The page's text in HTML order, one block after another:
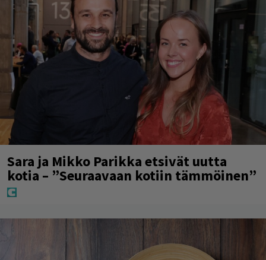
Sara ja Mikko Parikka etsivät uutta
kotia – ”Seuraavaan kotiin tämmöinen”